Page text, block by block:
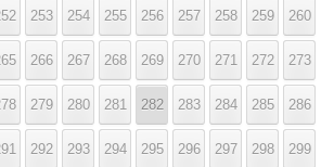
253 254 255 256 257 258 259 260
266 267 268 269 270 271 272 273
279 280 281 282 283 284 285 286
292 293 294 295 296 297 298 299